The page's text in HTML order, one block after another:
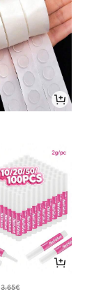
3.65€